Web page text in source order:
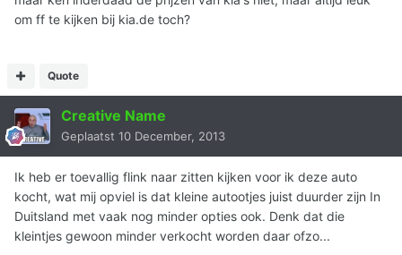
om ff te kijken bij kia.de toch?
Quote
Creative Name
Geplaatst 10 December, 2013
Ik heb er toevallig flink naar zitten kijken voor ik deze auto
kocht, wat mij opviel is dat kleine autootjes juist duurder zijn In
Duitsland met vaak nog minder opties ook. Denk dat die
kleintjes gewoon minder verkocht worden daar ofzo...